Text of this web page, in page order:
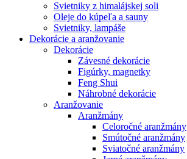
Svietniky z himalájskej soli
Oleje do kúpeľa a sauny
Svietniky, lampáše
Dekorácie a aranžovanie
Dekorácie
Závesné dekorácie
Figúrky, magnetky
Feng Shui
Náhrobné dekorácie
Aranžovanie
Aranžmány
Celoročné aranžmány
Smútočné aranžmány
Sviatočné aranžmány